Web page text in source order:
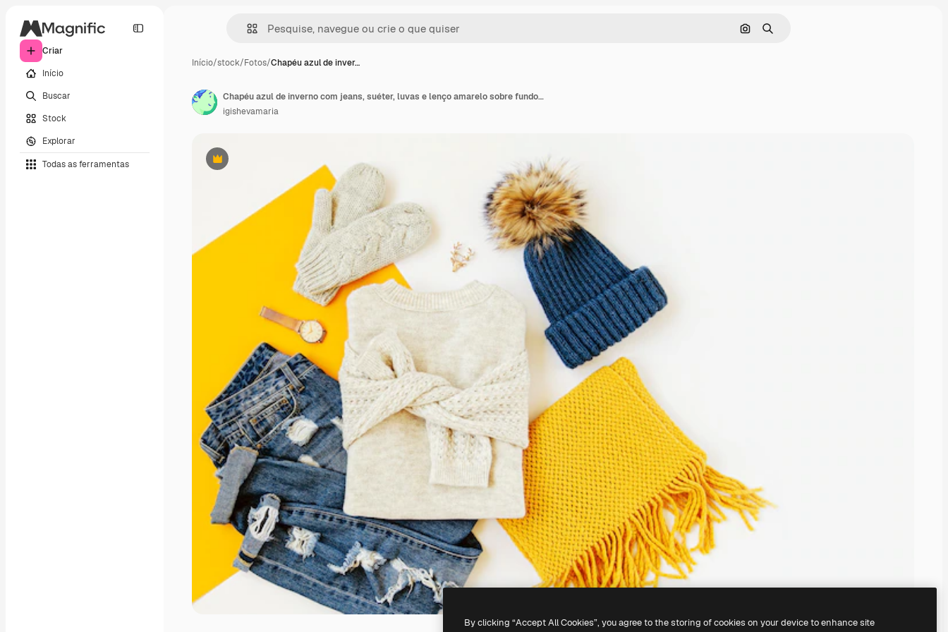
Criar
Início
Buscar
Stock
Explorar
Todas as ferramentas
Pesquisar por imagem
Buscar
Início/stock/Fotos/Chapéu azul de inver…
Premium
Chapéu azul de inverno com jeans, suéter, luvas e lenço amarelo sobre fundo branco. Roupa feminina elegante de outono ou inverno. Colagem de roupas da moda. Camada plana, vista superior.
igishevamaria
By clicking “Accept All Cookies”, you agree to the storing of cookies on your device to enhance site